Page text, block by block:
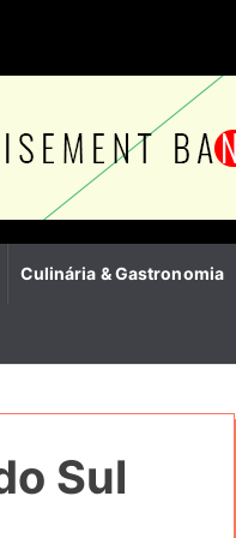
Culinária & Gastronomia
Sul